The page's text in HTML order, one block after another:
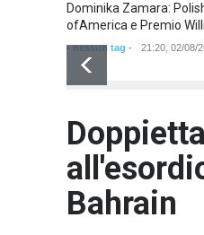
Dominika Zamara:
ofAmerica e Premio
- nessun tag - 21:20, 02/08/
Bahrain